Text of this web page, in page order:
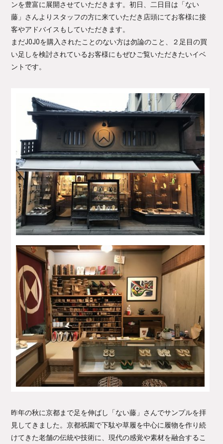
ンを豊富に展開させていただきます。初日、二日目は「ない
藤」さんよりスタッフの方に来ていただき店頭にてお客様に接
客やアドバイスもしていただきます。
まだJOJOを購入されたことのない方は勿論のこと、２足目の買
い足しを検討されているお客様にもぜひご覧いただきたいイベ
ントです。
昨年の秋に京都まで足を伸ばし「ない藤」さんでサンプルを拝
見してきました。京都祇園で下駄や草履を中心に履物を作り続
けてきた老舗の伝統や技術に、現代の感覚や素材を融合するこ